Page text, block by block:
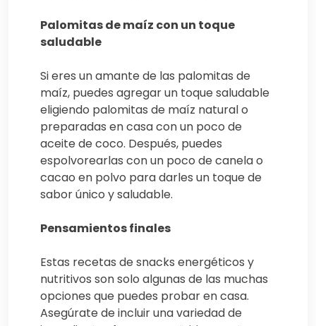
Palomitas de maíz con un toque
saludable
Si eres un amante de las palomitas de
maíz, puedes agregar un toque saludable
eligiendo palomitas de maíz natural o
preparadas en casa con un poco de
aceite de coco. Después, puedes
espolvorearlas con un poco de canela o
cacao en polvo para darles un toque de
sabor único y saludable.
Pensamientos finales
Estas recetas de snacks energéticos y
nutritivos son solo algunas de las muchas
opciones que puedes probar en casa.
Asegúrate de incluir una variedad de